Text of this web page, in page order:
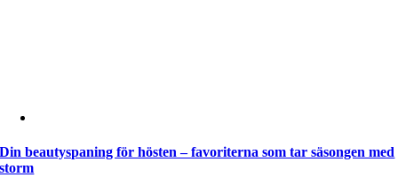
Din beautyspaning för hösten – favoriterna som tar säsongen med
storm